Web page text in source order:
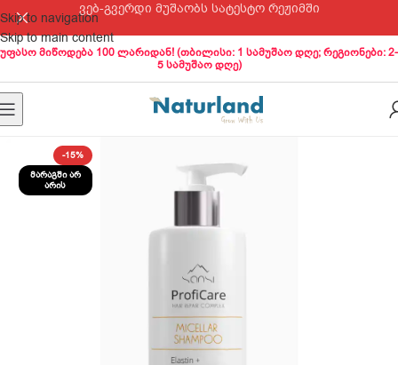
Skip to navigation
Skip to main content
ვებ-გვერდი მუშაობს სატესტო რეჟიმში
უფასო მიწოდება 100 ლარიდან! (თბილისი: 1 სამუშაო დღე; რეგიონები: 2-
5 სამუშაო დღე)
-15%
ᲛᲐᲠᲐᲒᲨᲘ ᲐᲠ
ᲐᲠᲘᲡ